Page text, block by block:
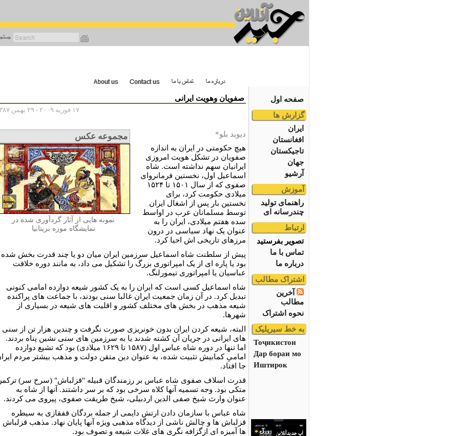
صفحه اول
گزارش ها
ایران
افغانستان
تاجیکستان
جهان
آرشیو
آموزش
راهنمای تولید
چندرسانه ای
ارتباط
تصویر بفرستید
تماس با ما
درباره ما
اشتراک مطالب
آخرین
مطالب
نحوه اشتراک
به خط سیریلیک
Тоҷикистон
Дар бораи мо
Иштирок
صفویان وهویت ایرانی
۱۷ فوریه ۲۰۰۹ - ۲۹ بهمن ۱۳۸۷
مجموعه عکس
نمونه هایی از آثار گردآوری شده در
نمایشگاه موزه بریتانیا
دیوید بلو*
هیچ حکومتی در ایران به اندازه
صفویان در تشکل هویت امروزی
ایرانیان سهم نداشته است. شاه
اسماعیل اول، نخستین فرمانروای
صفوی که از سال ۱۵۰۱ تا ۱۵۲۴
میلادی حکومت کرد، برای
نخستین بار پس از اشغال ایران
توسط مسلمانان عرب در اواسط
سده هفتم میلادی، ایران را به
عنوان یک نهاد سیاسی در درون
مرزهای تاریخی اش احیا کرد.
پیش از سلطنت شاه اسماعیل سرزمین ایران میان دو یا چند قدرت بخش شده
بود یا پاره ای از یک امپراتوری بزرگ را تشکیل می داد، به مانند دوره خلافت
عباسیان یا امپراتوری تیمورلنگ.
شاه اسماعیل کسى است که ایران را به یک کشور شیعه دوازده امامی کنونی
تبدیل کرد. در آن زمان جمعیت ایران غالبا سنی بودند، با جماعت های پراکنده
شیعه مذهب در بخش های مختلف کشور و اقلیت های شیعه در بسیاری از
شهرها.
البته، شیعه کردن ایران بدون خونریزی صورت نگرفت و چندین هزار تن از سنی
های ایرانی در جریان آن کشته شدند یا به سرزمین های سنی نشین پناه بردند.
اما تنها در دوره شاه عباس اول (۱۵۸۷ تا ۱۶۲۹ میلادی) بود که تشیع دوازده
امامیِ کمابیش تثبیت شده، به عنوان دین متقن دولت و مذهب بیشتر مردم
جا افتاد.
قدرت اسلاف صفوی شاه عباس بر رزمندگان قبیله "قزلباش" (سرخ سر)
متکی بود. وجه تسمیه آنها کلاه سرخی بود که بر سر داشتند. آنها از شاه به
عنوان وارث شیخ صفی الدین اردبیلی، شیخ طریقت صفوی، پیروی می کردند.
شاه عباس با سازمان دادن ارتش دایمی از جمله بردگان قفقازی به سیطره
قزلباش ها و چالش ناشی از دیدگاه مذهبی ویژه آنها پایان نهاد. مذهب قزلباش
ها آمیزه ای ازگزافه نگری های غلات شیعه و تصوف بود.